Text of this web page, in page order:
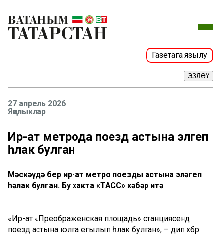
Газетага язылу
ЭЗЛӘҮ
27 апрель 2026
Яңалыклар
Ир-ат метрода поезд астына эләгеп
һәлак булган
Мәскәүдә бер ир-ат метро поезды астына эләгеп
һәлак булган. Бу хакта «ТАСС» хәбәр итә
«Ир-ат «Преображенская площадь» станциясендә
поезд астына юлга егылып һәлак булган», – дип хәбәр